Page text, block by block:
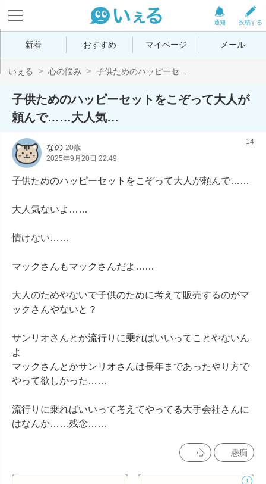
投稿する
通知
新着 おすすめ マイページ メール
いぇる 心の悩み 子供ためのハッピーセ...
子供ためのハッピーセットをこぞって大人が
頼んで……大人気…
なの 20歳
2025年9月20日 22:49
14
子供ためのハッピーセットをこぞって大人が頼んで……
大人気ないよ……
情けない……
マックさんもマックさんだよ……
大人のためやないで子供のために考えて販売するのがマ
ックさんやないと？
サンリオさんとか流行りに乗ればいいってことやないん
よ
マックさんとかサンリオさんは長年まであったやり方で
やって欲しかった……
流行りに乗ればいいって考えてやってる大手会社さんに
はなんか……残念……
心 愚痴
1